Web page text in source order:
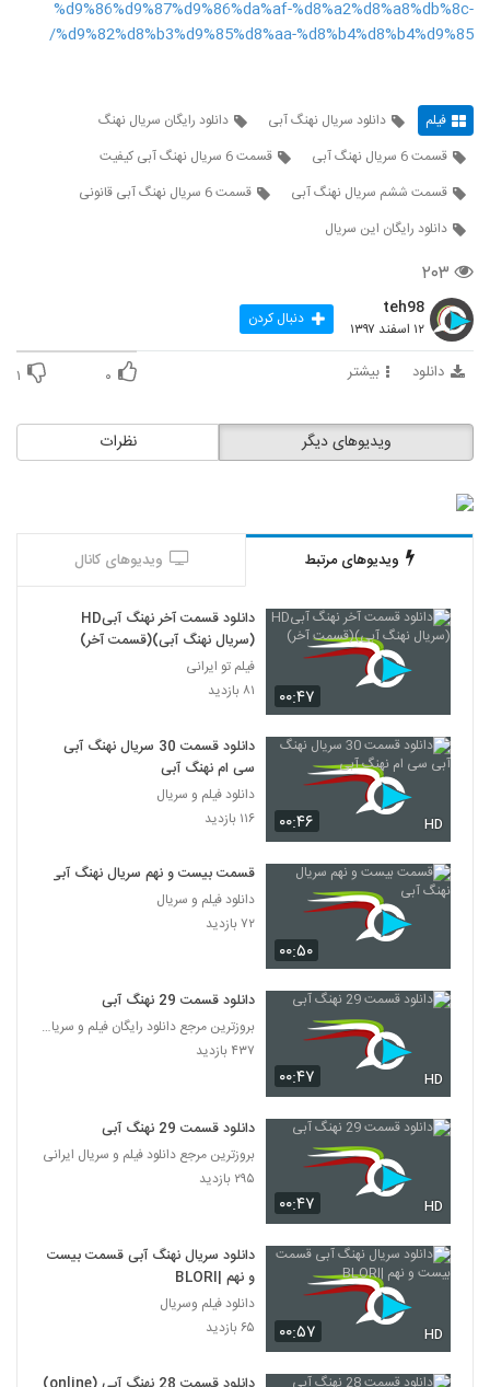
%d9%86%d9%87%d9%86%da%af-%d8%a2%d8%a8%db%8c-
%d9%82%d8%b3%d9%85%d8%aa-%d8%b4%d8%b4%d9%85/
فیلم دانلود سریال نهنگ آبی
دانلود رایگان سریال نهنگ
قسمت 6 سریال نهنگ آبی
قسمت 6 سریال نهنگ آبی کیفیت
قسمت ششم سریال نهنگ آبی
قسمت 6 سریال نهنگ آبی قانونی
دانلود رایگان این سریال
۲۰۳
teh98
۱۲ اسفند ۱۳۹۷ دنبال کردن
دانلود بیشتر ۰ ۱
نظرات ویدیوهای دیگر
ویدیوهای مرتبط ویدیوهای کانال
۰۰:۴۷
دانلود قسمت آخر نهنگ آبیHD
(سریال نهنگ آبی)(قسمت آخر)
فیلم تو ایرانی
۸۱ بازدید
۰۰:۴۶ HD
دانلود قسمت 30 سریال نهنگ آبی
سی ام نهنگ آبی
دانلود فیلم و سریال
۱۱۶ بازدید
۰۰:۵۰
قسمت بیست و نهم سریال نهنگ آبی
دانلود فیلم و سریال
۷۲ بازدید
۰۰:۴۷ HD
دانلود قسمت 29 نهنگ آبی
بروزترین مرجع دانلود رایگان فیلم و سریال ایرانی
۴۳۷ بازدید
۰۰:۴۷ HD
دانلود قسمت 29 نهنگ آبی
بروزترین مرجع دانلود فیلم و سریال ایرانی
۲۹۵ بازدید
۰۰:۵۷ HD
دانلود سریال نهنگ آبی قسمت بیست
و نهم |BLORI
دانلود فیلم وسریال
۶۵ بازدید